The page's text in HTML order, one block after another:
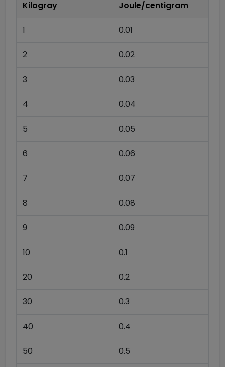
Kilogray Joule/centigram
1 0.01
2 0.02
3 0.03
4 0.04
5 0.05
6 0.06
7 0.07
8 0.08
9 0.09
10 0.1
20 0.2
30 0.3
40 0.4
50 0.5